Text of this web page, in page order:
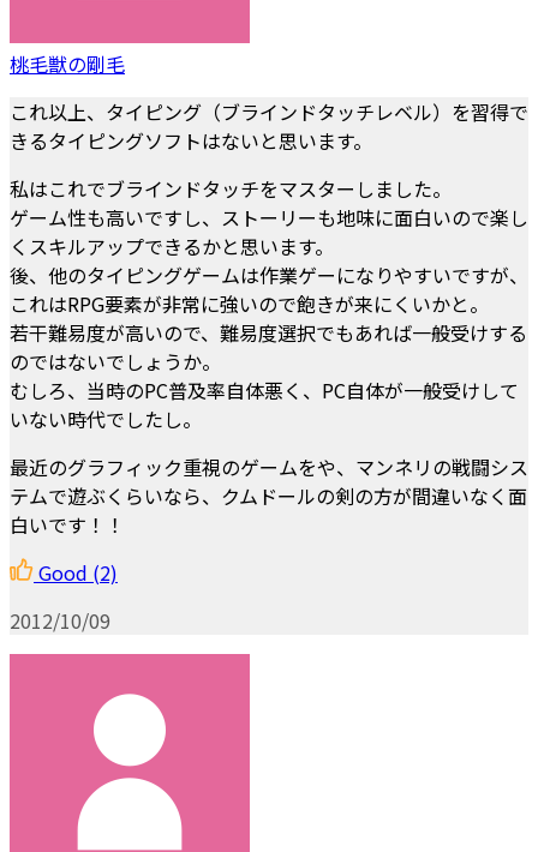
桃毛獣の剛毛
これ以上、タイピング（ブラインドタッチレベル）を習得で
きるタイピングソフトはないと思います。
私はこれでブラインドタッチをマスターしました。
ゲーム性も高いですし、ストーリーも地味に面白いので楽し
くスキルアップできるかと思います。
後、他のタイピングゲームは作業ゲーになりやすいですが、
これはRPG要素が非常に強いので飽きが来にくいかと。
若干難易度が高いので、難易度選択でもあれば一般受けする
のではないでしょうか。
むしろ、当時のPC普及率自体悪く、PC自体が一般受けして
いない時代でしたし。
最近のグラフィック重視のゲームをや、マンネリの戦闘シス
テムで遊ぶくらいなら、クムドールの剣の方が間違いなく面
白いです！！
Good (2)
2012/10/09